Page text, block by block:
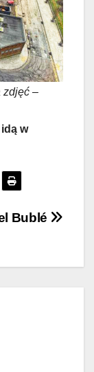
zdjęć –
w
Bublé